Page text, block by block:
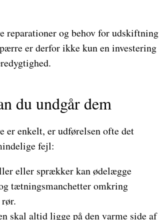
reparationer og behov for udskiftning
er derfor ikke kun en investering
du undgår dem
er enkelt, er udførelsen ofte det
fejl:
eller sprækker kan ødelægge
tætningsmanchetter omkring
skal altid ligge på den varme side af